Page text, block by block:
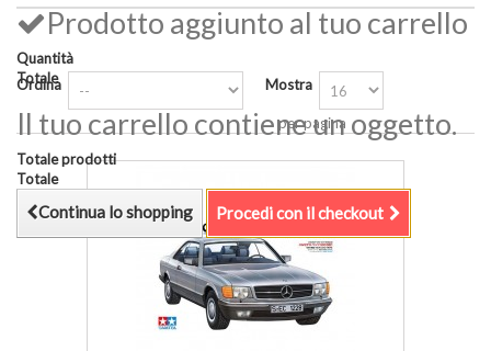
Prodotto aggiunto al tuo carrello
Quantità
Totale
Il tuo carrello contiene un oggetto.
Totale prodotti
Totale
Continua lo shopping Procedi con il checkout
Ordina Mostra
per pagina